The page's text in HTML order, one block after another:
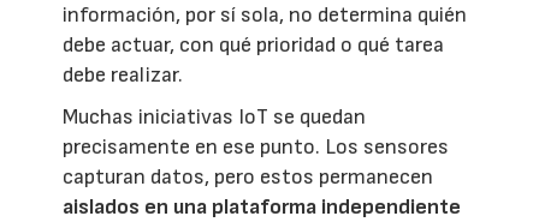
información, por sí sola, no determina quién
debe actuar, con qué prioridad o qué tarea
debe realizar.
Muchas iniciativas IoT se quedan
precisamente en ese punto. Los sensores
capturan datos, pero estos permanecen
aislados en una plataforma independiente